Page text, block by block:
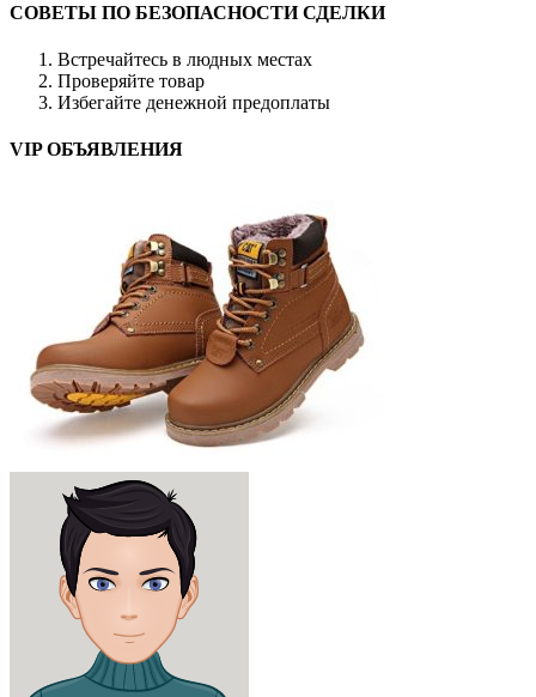
СОВЕТЫ ПО БЕЗОПАСНОСТИ СДЕЛКИ
Встречайтесь в людных местах
Проверяйте товар
Избегайте денежной предоплаты
VIP ОБЪЯВЛЕНИЯ